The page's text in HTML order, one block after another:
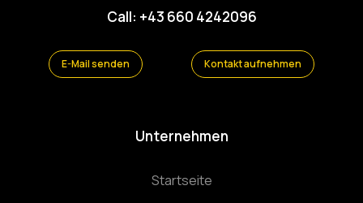
Call: +43 660 4242096
E-Mail senden Kontakt aufnehmen
Unternehmen
Startseite